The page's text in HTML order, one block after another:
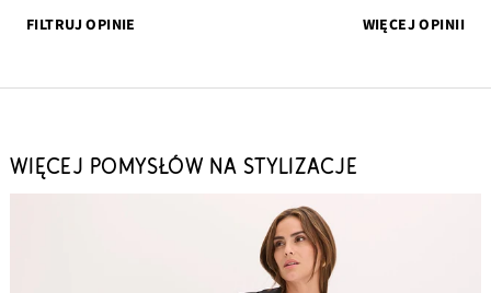
FILTRUJ OPINIE
WIĘCEJ OPINII
WIĘCEJ POMYSŁÓW NA STYLIZACJE